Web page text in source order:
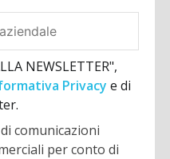
NEWSLETTER",
Privacye di
comunicazioni
per conto di